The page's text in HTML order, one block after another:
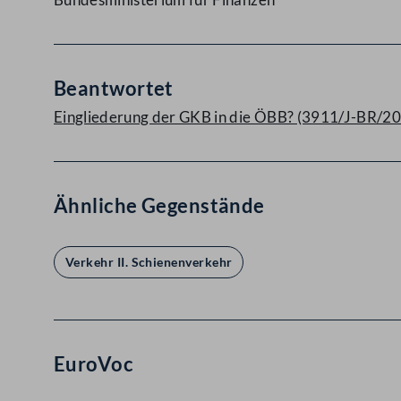
Beantwortet
Eingliederung der GKB in die ÖBB? (3911/J-BR/
Ähnliche Gegenstände
Verkehr II. Schienenverkehr
EuroVoc